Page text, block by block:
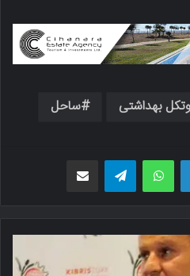
بهداشتی ساحل
لینکدین واتس اپ تلگرام